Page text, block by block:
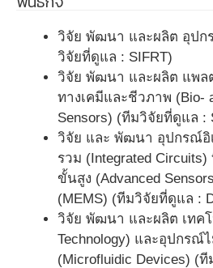
วิจัย พัฒนา และผลิต อุปก
วิจัยที่ดูแล : SIFRT)
วิจัย พัฒนา และผลิต แพล
ทางเคมีและชีวภาพ (Bio-
Sensors) (ทีมวิจัยที่ดูแล :
วิจัย และ พัฒนา อุปกรณ์อิ
รวม (Integrated
ขั้นสูง (Advanced
(MEMS) (ทีมวิจัยที่ดูแล :
วิจัย พัฒนา และผลิต เทค
Technology) และอุปกรณ์
(Microfluidic Devices) (